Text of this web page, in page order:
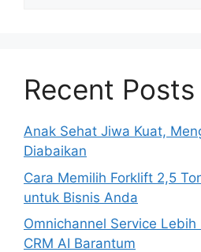
Recent Posts
Anak Sehat Jiwa Kuat,
Diabaikan
Cara Memilih Forklift 2,5
untuk Bisnis Anda
Omnichannel Service
CRM AI Barantum